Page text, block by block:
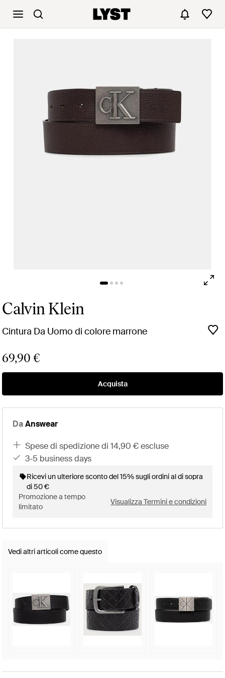
Calvin Klein
Cintura Da Uomo di colore marrone
69,90 €
Acquista
DaAnswear
spese di spedizione di 14,90 € escluse
3-5 business days
Ricevi un ulteriore sconto del 15% sugli ordini al di sopra
di 50 €
Promozione a tempo
limitato
Visualizza Termini e condizioni
Vedi altri articoli come questo